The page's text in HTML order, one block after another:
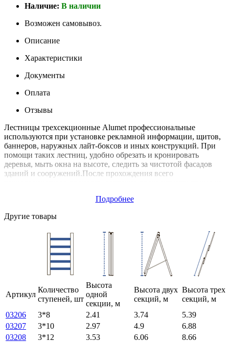
Наличие: В наличии
Возможен самовывоз.
Описание
Характеристики
Документы
Оплата
Отзывы
Лестницы трехсекционные Alumet профессиональные
используются при установке рекламной информации, щитов,
баннеров, наружных лайт-боксов и иных конструкций. При
помощи таких лестниц, удобно обрезать и кронировать
деревья, мыть окна на высоте, следить за чистотой фасадов
зданий и сооружений.После прохождения всего
широкую продажу. Все изделия имеют сертификат качества,
Подробнее
Другие товары
Артикул
Количество
ступеней, шт
Высота
одной
секции, м
Высота двух
секций, м
Высота трех
секций, м
03206
3*8 2.41 3.74
5.39
03207
3*10 2.97 4.9
6.88
03208
3*12 3.53 6.06
8.66